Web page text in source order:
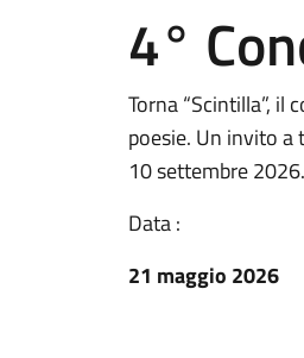
4°
Torna “Scintilla”, il
poesie. Un invito a
10 settembre 2026.
Data :
21 maggio 2026